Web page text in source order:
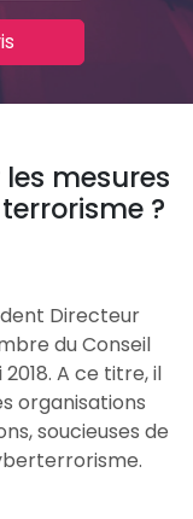
mesures
?
Directeur
du Conseil
A ce titre, il
organisations
soucieuses de